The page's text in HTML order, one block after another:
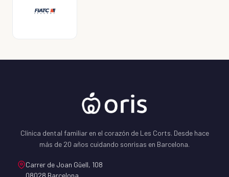
Clínica dental familiar en el corazón de Les Corts. Desde hace
más de 20 años cuidando sonrisas en Barcelona.
Carrer de Joan Güell, 108
08028 Barcelona